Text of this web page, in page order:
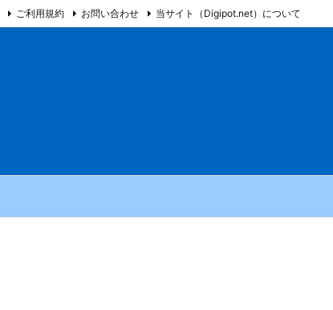
ご利用規約 お問い合わせ 当サイト（Digipot.net）について